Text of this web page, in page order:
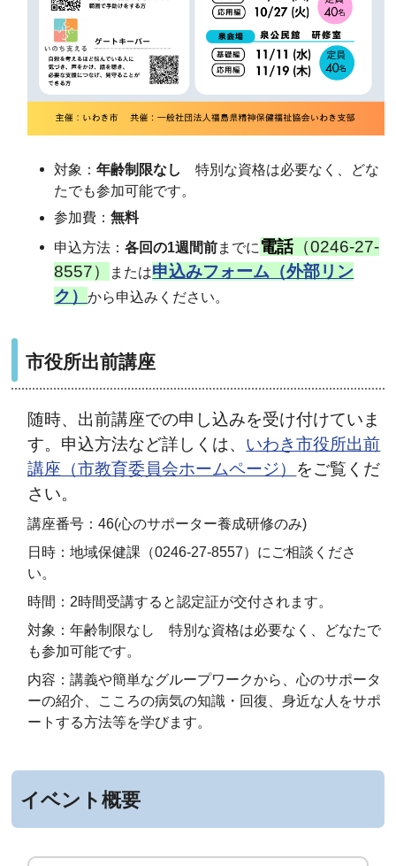
対象：年齢制限なし
特別な資格は必要なく、どな
たでも参加可能です。
参加費：無料
申込方法：各回の1週間前までに 電話 （0246-27-
8557）
または申込みフォーム（外部リン
ク）から申込みください。
市役所出前講座
随時、出前講座での申し込みを受け付けていま
す。申込方法など詳しくは、 いわき市役所出前
講座（市教育委員会ホームページ） をご覧くだ
さい。
講座番号：46(心のサポーター養成研修のみ)
日時：地域保健課（0246-27-8557）にご相談くださ
い。
時間：2時間受講すると認定証が交付されます。
対象：年齢制限なし 特別な資格は必要なく、どなたで
も参加可能です。
内容：講義や簡単なグループワークから、心のサポータ
ーの紹介、こころの病気の知識・回復、身近な人をサポ
ートする方法等を学びます。
イベント概要